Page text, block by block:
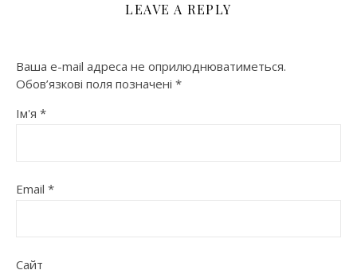
LEAVE A REPLY
Ваша e-mail адреса не оприлюднюватиметься.
Обов’язкові поля позначені *
Ім'я *
Email *
Сайт